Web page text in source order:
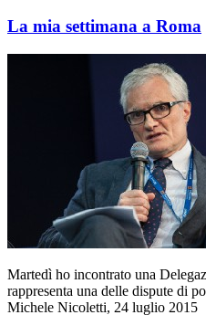
La mia settimana a Roma
Martedì ho incontrato una
rappresenta una delle dispute di
Michele Nicoletti, 24 luglio 2015